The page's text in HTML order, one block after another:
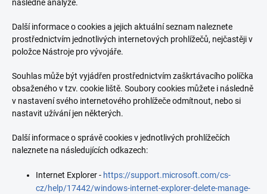
následné analýze.
Další informace o cookies a jejich aktuální seznam naleznete
prostřednictvím jednotlivých internetových prohlížečů, nejčastěji v
položce Nástroje pro vývojáře.
Souhlas může být vyjádřen prostřednictvím zaškrtávacího políčka
obsaženého v tzv. cookie liště. Soubory cookies můžete i následně
v nastavení svého internetového prohlížeče odmítnout, nebo si
nastavit užívání jen některých.
Další informace o správě cookies v jednotlivých prohlížečích
naleznete na následujících odkazech:
Internet Explorer - https://support.microsoft.com/cs-
cz/help/17442/windows-internet-explorer-delete-manage-